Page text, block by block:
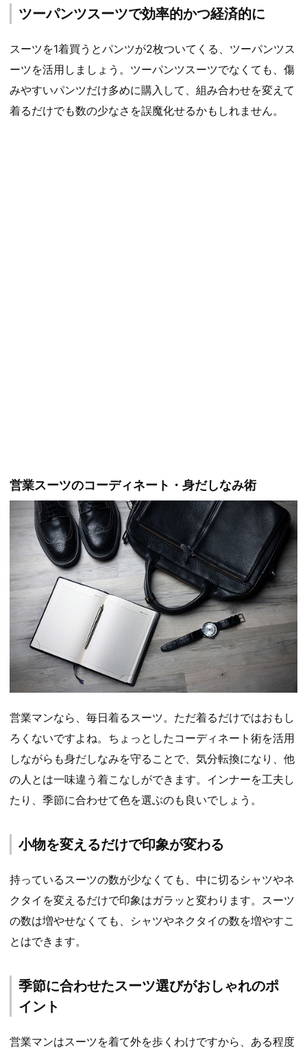
ツーパンツスーツで効率的かつ経済的に
スーツを1着買うとパンツが2枚ついてくる、ツーパンツス
ーツを活用しましょう。ツーパンツスーツでなくても、傷
みやすいパンツだけ多めに購入して、組み合わせを変えて
着るだけでも数の少なさを誤魔化せるかもしれません。
営業スーツのコーディネート・身だしなみ術
営業マンなら、毎日着るスーツ。ただ着るだけではおもし
ろくないですよね。ちょっとしたコーディネート術を活用
しながらも身だしなみを守ることで、気分転換になり、他
の人とは一味違う着こなしができます。インナーを工夫し
たり、季節に合わせて色を選ぶのも良いでしょう。
小物を変えるだけで印象が変わる
持っているスーツの数が少なくても、中に切るシャツやネ
クタイを変えるだけで印象はガラッと変わります。スーツ
の数は増やせなくても、シャツやネクタイの数を増やすこ
とはできます。
季節に合わせたスーツ選びがおしゃれのポ
イント
営業マンはスーツを着て外を歩くわけですから、ある程度